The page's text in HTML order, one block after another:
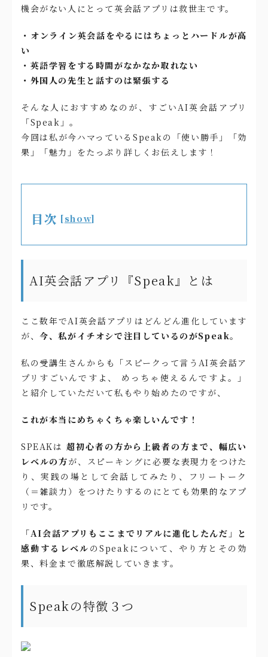
機会がない人にとって英会話アプリは救世主です。
・オンライン英会話をやるにはちょっとハードルが高
い
・英語学習をする時間がなかなか取れない
・外国人の先生と話すのは緊張する
そんな人におすすめなのが、すごいAI英会話アプリ
「Speak」。
今回は私が今ハマっているSpeakの「使い勝手」「効
果」「魅力」をたっぷり詳しくお伝えします！
目次 [show]
AI英会話アプリ『Speak』とは
ここ数年でAI英会話アプリはどんどん進化しています
が、今、私がイチオシで注目しているのがSpeak。
私の受講生さんからも「スピークって言うAI英会話ア
プリすごいんですよ、 めっちゃ使えるんですよ。」
と紹介していただいて私もやり始めたのですが、
これが本当にめちゃくちゃ楽しいんです！
SPEAKは超初心者の方から上級者の方まで、幅広い
レベルの方が、スピーキングに必要な表現力をつけた
り、実践の場として会話してみたり、フリートーク
（＝雑談力）をつけたりするのにとても効果的なアプ
リです。
「AI会話アプリもここまでリアルに進化したんだ」と
感動するレベル のSpeakについて、やり方とその効
果、料金まで徹底解説していきます。
Speakの特徴３つ